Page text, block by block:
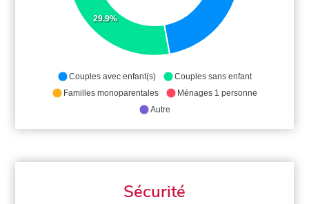
29.9%
Couples avec enfant(s)
Couples sans enfant
Familles monoparentales
Ménages 1 personne
Autre
Sécurité